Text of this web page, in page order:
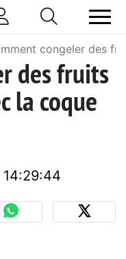
congeler des
des fruits
la coque
14:29:44